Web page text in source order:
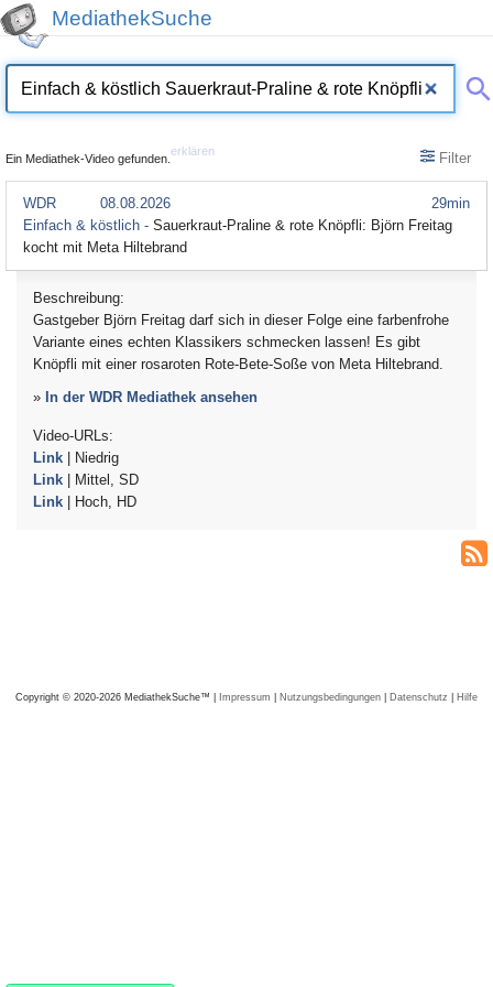
MediathekSuche
Ein Mediathek-Video gefunden.
erklären Filter
29min
WDR
08.08.2026
Einfach & köstlich - Sauerkraut-Praline & rote Knöpfli: Björn Freitag
kocht mit Meta Hiltebrand
Beschreibung:
Gastgeber Björn Freitag darf sich in dieser Folge eine farbenfrohe
Variante eines echten Klassikers schmecken lassen! Es gibt
Knöpfli mit einer rosaroten Rote-Bete-Soße von Meta Hiltebrand.
» In der WDR Mediathek ansehen
Video-URLs:
Link | Niedrig
Link | Mittel, SD
Link | Hoch, HD
Copyright © 2020-2026 MediathekSuche™ | Impressum | Nutzungsbedingungen | Datenschutz | Hilfe